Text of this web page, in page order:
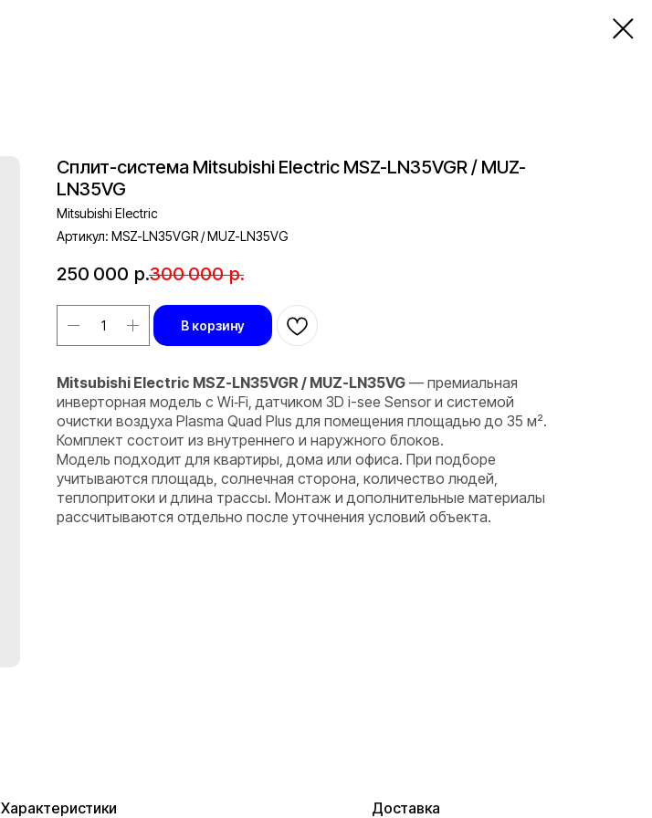
Сплит-система Mitsubishi Electric MSZ-LN35VGR / MUZ-
LN35VG
Mitsubishi Electric
Артикул: MSZ-LN35VGR / MUZ-LN35VG
250 000 р.300 000 р.
В корзину
Mitsubishi Electric MSZ-LN35VGR / MUZ-LN35VG — премиальная
инверторная модель с Wi‑Fi, датчиком 3D i-see Sensor и системой
очистки воздуха Plasma Quad Plus для помещения площадью до 35 м².
Комплект состоит из внутреннего и наружного блоков.
Модель подходит для квартиры, дома или офиса. При подборе
учитываются площадь, солнечная сторона, количество людей,
теплопритоки и длина трассы. Монтаж и дополнительные материалы
рассчитываются отдельно после уточнения условий объекта.
Характеристики Доставка